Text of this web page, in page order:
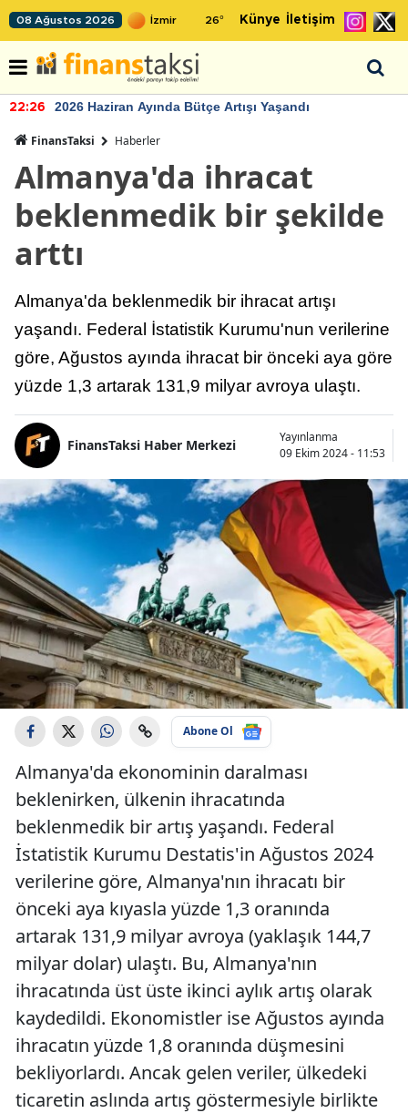
08 Ağustos 2026 26° Künye İletişim
22:26 2026 Haziran Ayında Bütçe Artışı Yaşandı
FinansTaksi Haberler
Almanya'da ihracat
beklenmedik bir şekilde
arttı
Almanya'da beklenmedik bir ihracat artışı
yaşandı. Federal İstatistik Kurumu'nun verilerine
göre, Ağustos ayında ihracat bir önceki aya göre
yüzde 1,3 artarak 131,9 milyar avroya ulaştı.
FinansTaksi Haber Merkezi
Yayınlanma
09 Ekim 2024 - 11:53
Abone Ol
Almanya'da ekonominin daralması
beklenirken, ülkenin ihracatında
beklenmedik bir artış yaşandı. Federal
İstatistik Kurumu Destatis'in Ağustos 2024
verilerine göre, Almanya'nın ihracatı bir
önceki aya kıyasla yüzde 1,3 oranında
artarak 131,9 milyar avroya (yaklaşık 144,7
milyar dolar) ulaştı. Bu, Almanya'nın
ihracatında üst üste ikinci aylık artış olarak
kaydedildi. Ekonomistler ise Ağustos ayında
ihracatın yüzde 1,8 oranında düşmesini
bekliyorlardı. Ancak gelen veriler, ülkedeki
ticaretin aslında artış göstermesiyle birlikte